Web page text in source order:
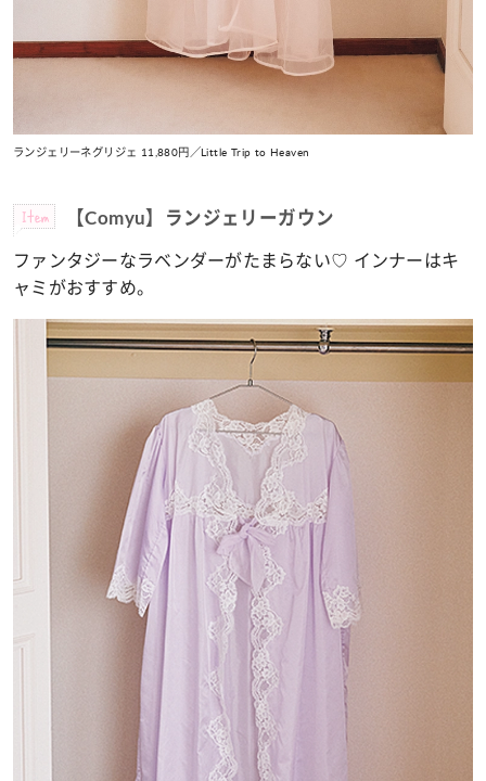
ランジェリーネグリジェ 11,880円／Little Trip to Heaven
Item 【Comyu】ランジェリーガウン
ファンタジーなラベンダーがたまらない♡ インナーはキ
ャミがおすすめ。